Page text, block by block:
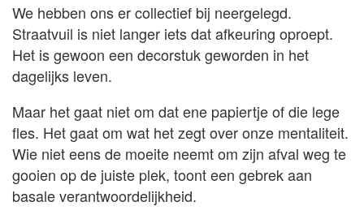
We hebben ons er collectief bij neergelegd.
Straatvuil is niet langer iets dat afkeuring oproept.
Het is gewoon een decorstuk geworden in het
dagelijks leven.
Maar het gaat niet om dat ene papiertje of die lege
fles. Het gaat om wat het zegt over onze mentaliteit.
Wie niet eens de moeite neemt om zijn afval weg te
gooien op de juiste plek, toont een gebrek aan
basale verantwoordelijkheid.